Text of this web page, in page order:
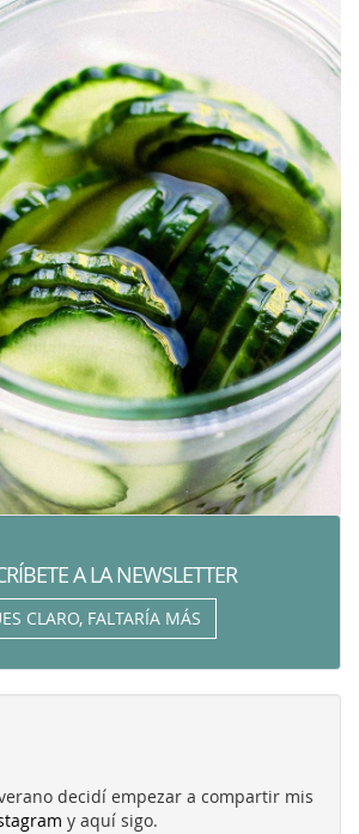
A LA NEWSLETTER
CLARO, FALTARÍA MÁS
decidí empezar a compartir mis
y aquí sigo.